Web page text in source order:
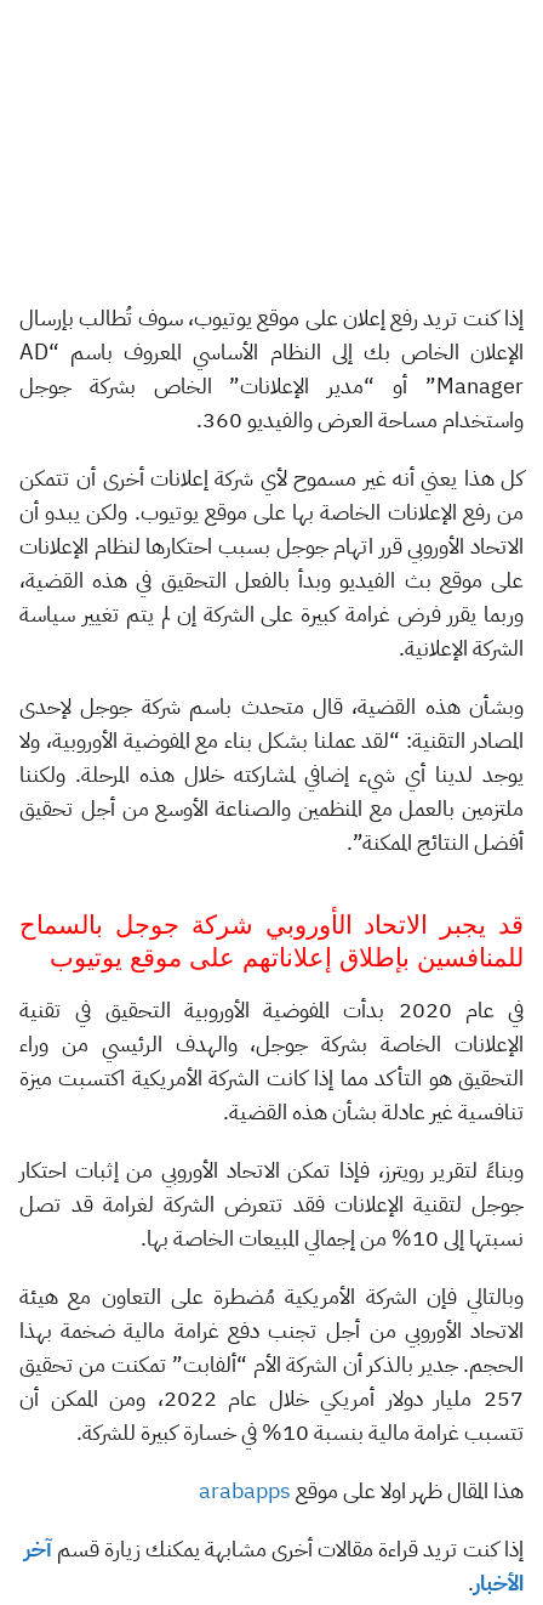
إذا كنت تريد رفع إعلان على موقع يوتيوب، سوف تُطالب بإرسال
الإعلان الخاص بك إلى النظام الأساسي المعروف باسم “AD
Manager” أو “مدير الإعلانات” الخاص بشركة جوجل
واستخدام مساحة العرض والفيديو 360.
كل هذا يعني أنه غير مسموح لأي شركة إعلانات أخرى أن تتمكن
من رفع الإعلانات الخاصة بها على موقع يوتيوب. ولكن يبدو أن
الاتحاد الأوروبي قرر اتهام جوجل بسبب احتكارها لنظام الإعلانات
على موقع بث الفيديو وبدأ بالفعل التحقيق في هذه القضية،
وربما يقرر فرض غرامة كبيرة على الشركة إن لم يتم تغيير سياسة
الشركة الإعلانية.
وبشأن هذه القضية، قال متحدث باسم شركة جوجل لإحدى
المصادر التقنية: “لقد عملنا بشكل بناء مع المفوضية الأوروبية، ولا
يوجد لدينا أي شيء إضافي لمشاركته خلال هذه المرحلة. ولكننا
ملتزمين بالعمل مع المنظمين والصناعة الأوسع من أجل تحقيق
أفضل النتائج الممكنة”.
قد يجبر الاتحاد الأوروبي شركة جوجل بالسماح
للمنافسين بإطلاق إعلاناتهم على موقع يوتيوب
في عام 2020 بدأت المفوضية الأوروبية التحقيق في تقنية
الإعلانات الخاصة بشركة جوجل، والهدف الرئيسي من وراء
التحقيق هو التأكد مما إذا كانت الشركة الأمريكية اكتسبت ميزة
تنافسية غير عادلة بشأن هذه القضية.
وبناءً لتقرير رويترز، فإذا تمكن الاتحاد الأوروبي من إثبات احتكار
جوجل لتقنية الإعلانات فقد تتعرض الشركة لغرامة قد تصل
نسبتها إلى 10% من إجمالي المبيعات الخاصة بها.
وبالتالي فإن الشركة الأمريكية مُضطرة على التعاون مع هيئة
الاتحاد الأوروبي من أجل تجنب دفع غرامة مالية ضخمة بهذا
الحجم. جدير بالذكر أن الشركة الأم “ألفابت” تمكنت من تحقيق
257 مليار دولار أمريكي خلال عام 2022، ومن الممكن أن
تتسبب غرامة مالية بنسبة 10% في خسارة كبيرة للشركة.
هذا المقال ظهر اولا على موقعarabapps
إذا كنت تريد قراءة مقالات أخرى مشابهة يمكنك زيارة قسمآخر
الأخبار.